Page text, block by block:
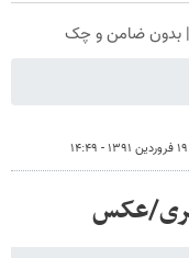
۱۹ فروردین ۱۳۹۱ - ۱۴:۴۹
عکس